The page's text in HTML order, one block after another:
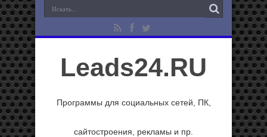
Leads24.RU
Программы для социальных сетей, ПК,
сайтостроения, рекламы и пр.